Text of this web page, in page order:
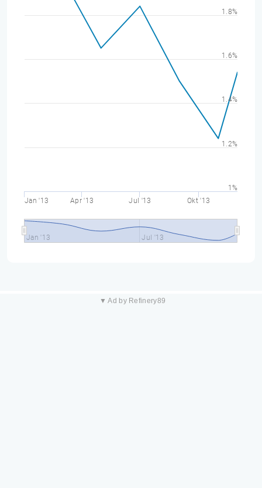
Jan '13 Apr '13 Jul '13 Okt '13
Jan '13 Jul '13
1.2%
1.4%
1.6%
1.8%
1%
▼ Ad by Refinery89